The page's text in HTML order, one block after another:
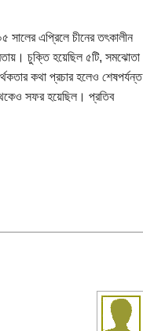
সালের এপ্রিলে চীনের তৎকালীন
চুক্তি হয়েছিল ৫টি, সমঝোতা
কথা প্রচার হলেও শেষপর্যন্ত
সফর হয়েছিল। প্রতিব